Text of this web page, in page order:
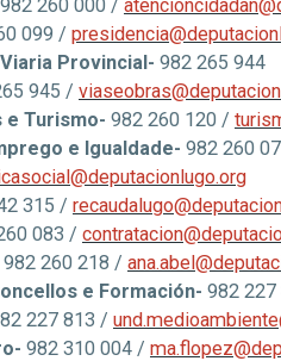
982 260 000 /
099 /
Provincial- 982 265 944
945 /
e Turismo- 982 260 120 /
e Igualdade- 982 260
315 /
083 /
982 260 218 /
e Formación- 982
227 813 /
982 310 004 /